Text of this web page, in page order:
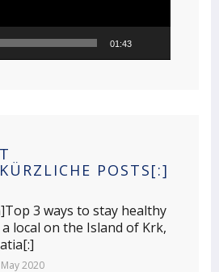
01:43
POSTS[:]
3 ways to stay healthy
local on the Island of Krk,
2020